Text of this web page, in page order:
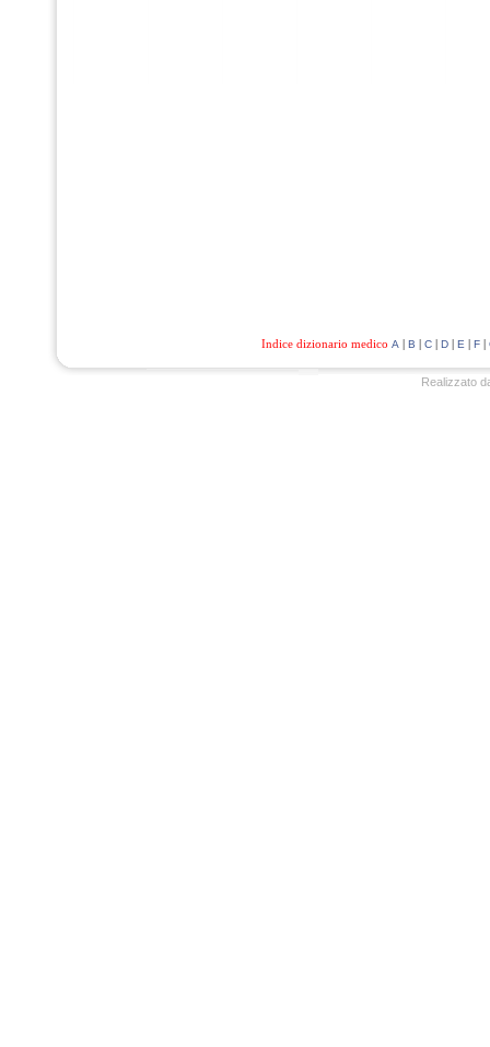
Indice dizionario medico A | B | C| D| E | F|
Realizzato